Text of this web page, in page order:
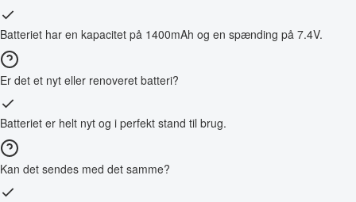
Batteriet har en kapacitet på 1400mAh og en spænding på 7.4V.
Er det et nyt eller renoveret batteri?
Batteriet er helt nyt og i perfekt stand til brug.
Kan det sendes med det samme?